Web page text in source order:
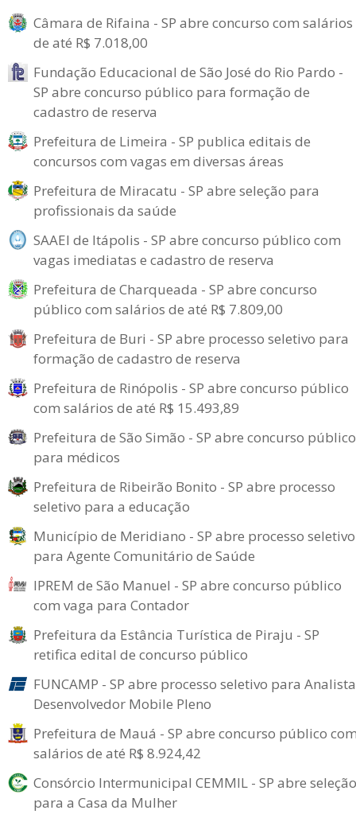
Câmara de Rifaina - SP abre concurso com salários
de até R$ 7.018,00
Fundação Educacional de São José do Rio Pardo -
SP abre concurso público para formação de
cadastro de reserva
Prefeitura de Limeira - SP publica editais de
concursos com vagas em diversas áreas
Prefeitura de Miracatu - SP abre seleção para
profissionais da saúde
SAAEI de Itápolis - SP abre concurso público com
vagas imediatas e cadastro de reserva
Prefeitura de Charqueada - SP abre concurso
público com salários de até R$ 7.809,00
Prefeitura de Buri - SP abre processo seletivo para
formação de cadastro de reserva
Prefeitura de Rinópolis - SP abre concurso público
com salários de até R$ 15.493,89
Prefeitura de São Simão - SP abre concurso público
para médicos
Prefeitura de Ribeirão Bonito - SP abre processo
seletivo para a educação
Município de Meridiano - SP abre processo seletivo
para Agente Comunitário de Saúde
IPREM de São Manuel - SP abre concurso público
com vaga para Contador
Prefeitura da Estância Turística de Piraju - SP
retifica edital de concurso público
FUNCAMP - SP abre processo seletivo para Analista
Desenvolvedor Mobile Pleno
Prefeitura de Mauá - SP abre concurso público
salários de até R$ 8.924,42
Consórcio Intermunicipal CEMMIL - SP abre seleção
para a Casa da Mulher